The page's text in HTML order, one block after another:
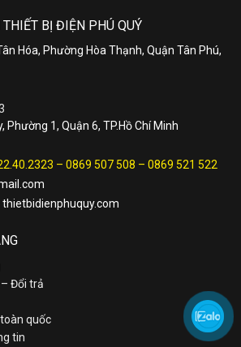
THIẾT BỊ ĐIỆN PHÚ QUÝ
Hóa, Phường Hòa Thạnh, Quận Tân Phú,
Phường 1, Quận 6, TP.Hồ Chí Minh
– 0869 507 508 – 0869 521 522
thietbidienphuquy.com
Đổi trả
quốc
tin